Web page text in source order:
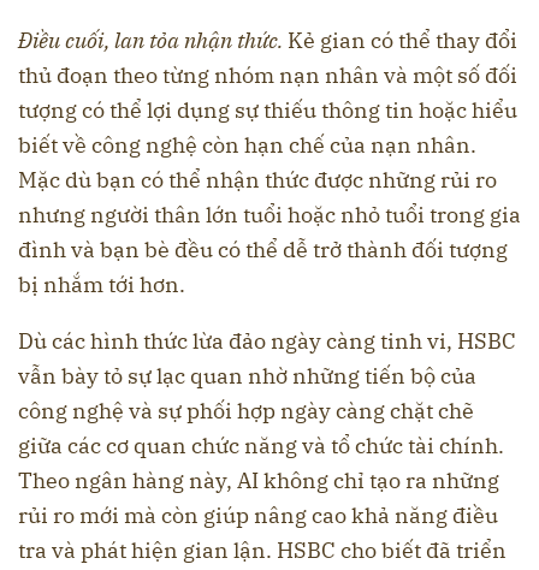
Điều cuối, lan tỏa nhận thức. Kẻ gian có thể thay đổi
thủ đoạn theo từng nhóm nạn nhân và một số đối
tượng có thể lợi dụng sự thiếu thông tin hoặc hiểu
biết về công nghệ còn hạn chế của nạn nhân.
Mặc dù bạn có thể nhận thức được những rủi ro
nhưng người thân lớn tuổi hoặc nhỏ tuổi trong gia
đình và bạn bè đều có thể dễ trở thành đối tượng
bị nhắm tới hơn.
Dù các hình thức lừa đảo ngày càng tinh vi, HSBC
vẫn bày tỏ sự lạc quan nhờ những tiến bộ của
công nghệ và sự phối hợp ngày càng chặt chẽ
giữa các cơ quan chức năng và tổ chức tài chính.
Theo ngân hàng này, AI không chỉ tạo ra những
rủi ro mới mà còn giúp nâng cao khả năng điều
tra và phát hiện gian lận. HSBC cho biết đã triển